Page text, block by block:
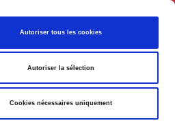
Autoriser tous les cookies
Autoriser la sélection
Cookies nécessaires uniquement